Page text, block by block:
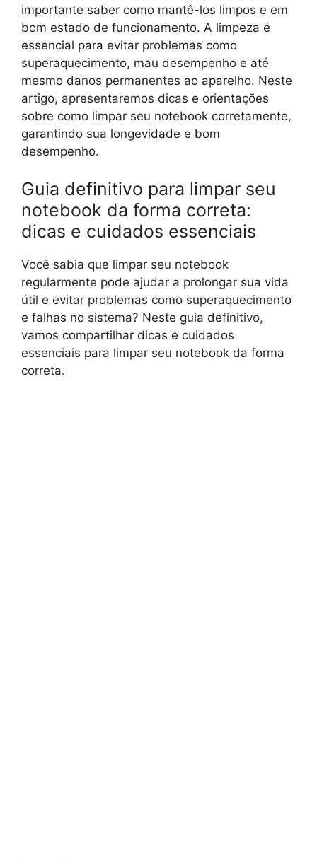
importante saber como mantê-los limpos e em
bom estado de funcionamento. A limpeza é
essencial para evitar problemas como
superaquecimento, mau desempenho e até
mesmo danos permanentes ao aparelho. Neste
artigo, apresentaremos dicas e orientações
sobre como limpar seu notebook corretamente,
garantindo sua longevidade e bom
desempenho.
Guia definitivo para limpar seu
notebook da forma correta:
dicas e cuidados essenciais
Você sabia que limpar seu notebook
regularmente pode ajudar a prolongar sua vida
útil e evitar problemas como superaquecimento
e falhas no sistema? Neste guia definitivo,
vamos compartilhar dicas e cuidados
essenciais para limpar seu notebook da forma
correta.